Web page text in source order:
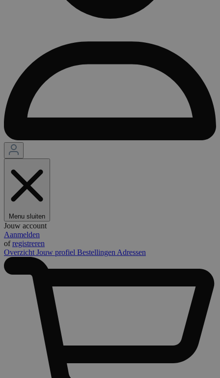
Menu sluiten
Jouw account
Aanmelden
ofregistreren
Overzicht Jouw profiel Bestellingen Adressen